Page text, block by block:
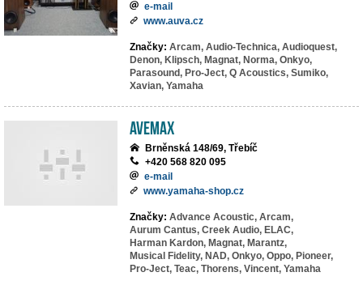
e-mail
www.auva.cz
Značky: Arcam, Audio-Technica, Audioquest,
Denon, Klipsch, Magnat, Norma, Onkyo,
Parasound, Pro-Ject, Q Acoustics, Sumiko,
Xavian, Yamaha
AVEMAX
Brněnská 148/69, Třebíč
+420 568 820 095
e-mail
www.yamaha-shop.cz
Značky: Advance Acoustic, Arcam,
Aurum Cantus, Creek Audio, ELAC,
Harman Kardon, Magnat, Marantz,
Musical Fidelity, NAD, Onkyo, Oppo, Pioneer,
Pro-Ject, Teac, Thorens, Vincent, Yamaha